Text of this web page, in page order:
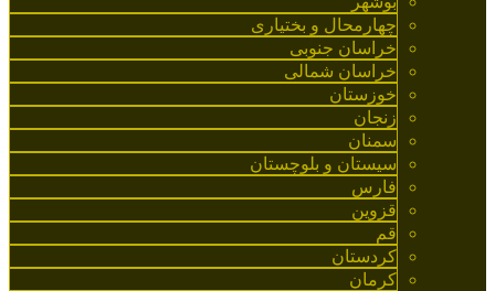
چهارمحال و بختیاری
خراسان جنوبی
خراسان شمالی
خوزستان
زنجان
سمنان
سیستان و بلوچستان
فارس
قزوین
قم
کردستان
کرمان